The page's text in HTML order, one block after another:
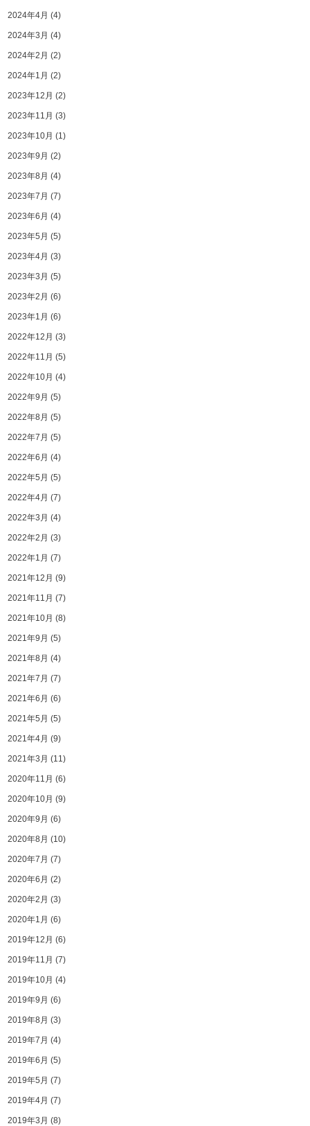
2024年4月 (4)
2024年3月 (4)
2024年2月 (2)
2024年1月 (2)
2023年12月 (2)
2023年11月 (3)
2023年10月 (1)
2023年9月 (2)
2023年8月 (4)
2023年7月 (7)
2023年6月 (4)
2023年5月 (5)
2023年4月 (3)
2023年3月 (5)
2023年2月 (6)
2023年1月 (6)
2022年12月 (3)
2022年11月 (5)
2022年10月 (4)
2022年9月 (5)
2022年8月 (5)
2022年7月 (5)
2022年6月 (4)
2022年5月 (5)
2022年4月 (7)
2022年3月 (4)
2022年2月 (3)
2022年1月 (7)
2021年12月 (9)
2021年11月 (7)
2021年10月 (8)
2021年9月 (5)
2021年8月 (4)
2021年7月 (7)
2021年6月 (6)
2021年5月 (5)
2021年4月 (9)
2021年3月 (11)
2020年11月 (6)
2020年10月 (9)
2020年9月 (6)
2020年8月 (10)
2020年7月 (7)
2020年6月 (2)
2020年2月 (3)
2020年1月 (6)
2019年12月 (6)
2019年11月 (7)
2019年10月 (4)
2019年9月 (6)
2019年8月 (3)
2019年7月 (4)
2019年6月 (5)
2019年5月 (7)
2019年4月 (7)
2019年3月 (8)